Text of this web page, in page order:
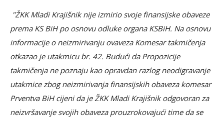
"ŽKK Mladi Krajišnik nije izmirio svoje finansijske obaveze
prema KS BiH po osnovu odluke organa KSBiH. Na osnovu
informacije o neizmirivanju ovaveza Komesar takmičenja
otkazao je utakmicu br. 42. Budući da Propozicije
takmičenja ne poznaju kao opravdan razlog neodigravanje
utakmice zbog neizmirivanja finansijskih obaveza komesar
Prventva BiH cijeni da je ŽKK Mladi Krajišnik odgovoran za
neizvršavanje svojih obaveza prouzrokovajući time da se